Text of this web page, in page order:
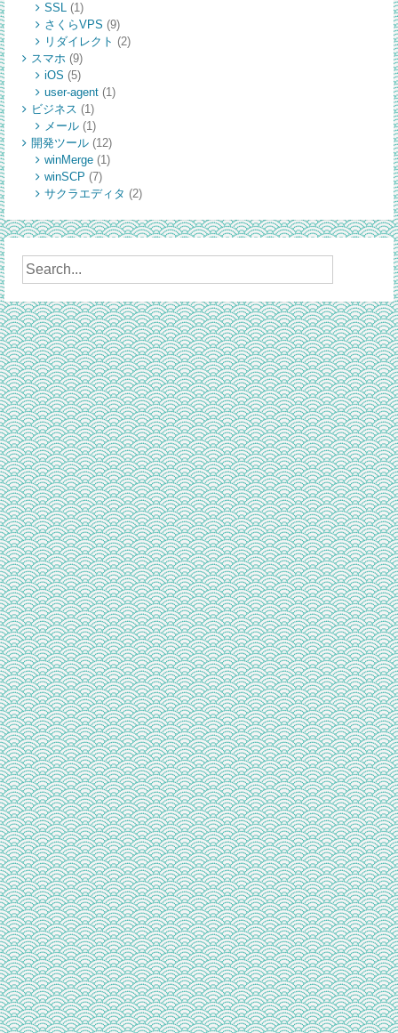
SSL(1)
さくらVPS (9)
リダイレクト (2)
スマホ (9)
iOS (5)
user-agent(1)
ビジネス (1)
メール(1)
開発ツール(12)
winMerge(1)
winSCP (7)
サクラエディタ (2)